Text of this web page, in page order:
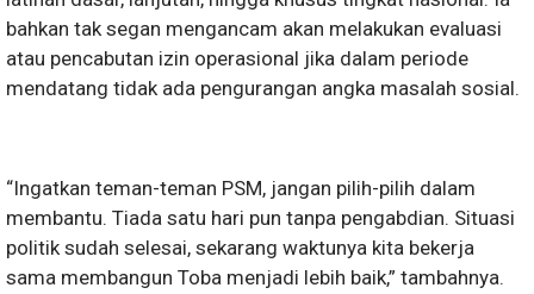
bahkan tak segan mengancam akan melakukan evaluasi
atau pencabutan izin operasional jika dalam periode
mendatang tidak ada pengurangan angka masalah sosial.
“Ingatkan teman-teman PSM, jangan pilih-pilih dalam
membantu. Tiada satu hari pun tanpa pengabdian. Situasi
politik sudah selesai, sekarang waktunya kita bekerja
sama membangun Toba menjadi lebih baik,” tambahnya.